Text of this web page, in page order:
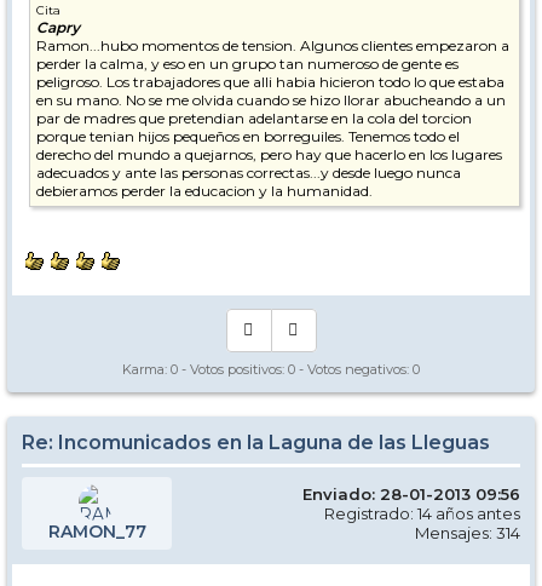
Cita
Capry
Ramon...hubo momentos de tension. Algunos clientes empezaron a
perder la calma, y eso en un grupo tan numeroso de gente es
peligroso. Los trabajadores que alli habia hicieron todo lo que estaba
en su mano. No se me olvida cuando se hizo llorar abucheando a un
par de madres que pretendian adelantarse en la cola del torcion
porque tenian hijos pequeños en borreguiles. Tenemos todo el
derecho del mundo a quejarnos, pero hay que hacerlo en los lugares
adecuados y ante las personas correctas...y desde luego nunca
debieramos perder la educacion y la humanidad.
Karma: 0 - Votos positivos: 0 - Votos negativos: 0
Re: Incomunicados en la Laguna de las Lleguas
RAMON_77
Enviado: 28-01-2013 09:56
Registrado: 14 años antes
Mensajes: 314